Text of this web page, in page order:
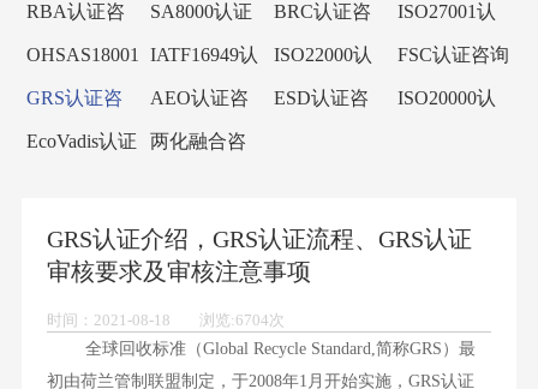
RBA认证咨
询
SA8000认证
咨询
BRC认证咨
询
ISO27001认
证咨询
OHSAS18001
认证咨询
IATF16949认
证咨询
ISO22000认
证咨询
FSC认证咨询
GRS认证咨
询
AEO认证咨
询
ESD认证咨
ISO20000认
EcoVadis认证
两化融合咨
GRS认证介绍，GRS认证流程、GRS认证
审核要求及审核注意事项
时间：2021-08-18 浏览:6704次
全球回收标准（Global Recycle Standard,简称GRS）最
初由荷兰管制联盟制定，于2008年1月开始实施，GRS认证